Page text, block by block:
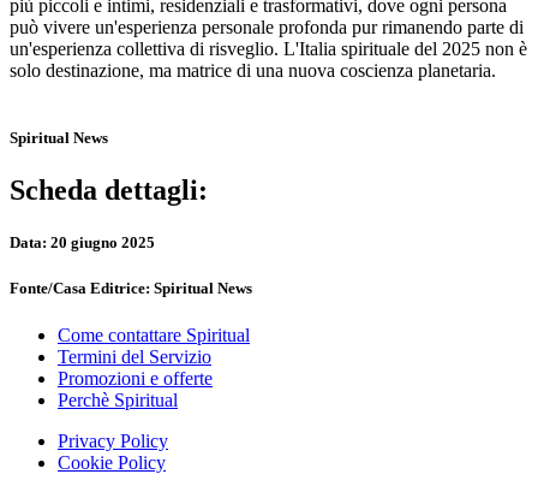
più piccoli e intimi, residenziali e trasformativi, dove ogni persona
può vivere un'esperienza personale profonda pur rimanendo parte di
un'esperienza collettiva di risveglio. L'Italia spirituale del 2025 non è
solo destinazione, ma matrice di una nuova coscienza planetaria.
Spiritual News
Scheda dettagli:
Data: 20 giugno 2025
Fonte/Casa Editrice: Spiritual News
Come contattare Spiritual
Termini del Servizio
Promozioni e offerte
Perchè Spiritual
Privacy Policy
Cookie Policy